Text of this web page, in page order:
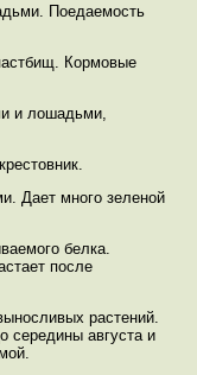
Поедаемость
Кормовые
и лошадьми,
Дает много зеленой
белка.
после
растений.
середины августа и